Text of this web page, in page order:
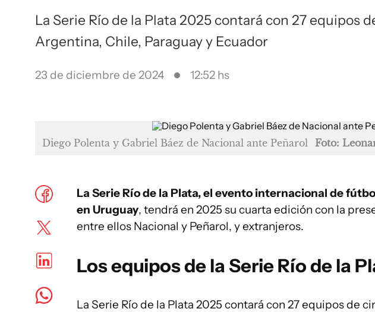
La Serie Río de la Plata 2025 contará con 27 equipos
Argentina, Chile, Paraguay y Ecuador
23 de diciembre de 2024 12:52 hs
Diego Polenta y Gabriel Báez de Nacional ante Peñarol Foto:
La Serie Río de la Plata, el evento internacional de
en Uruguay, tendrá en 2025 su cuarta edición con la
entre ellos Nacional y Peñarol, y extranjeros.
Los equipos de la Serie Río de la
La Serie Río de la Plata 2025 contará con 27 equipos de